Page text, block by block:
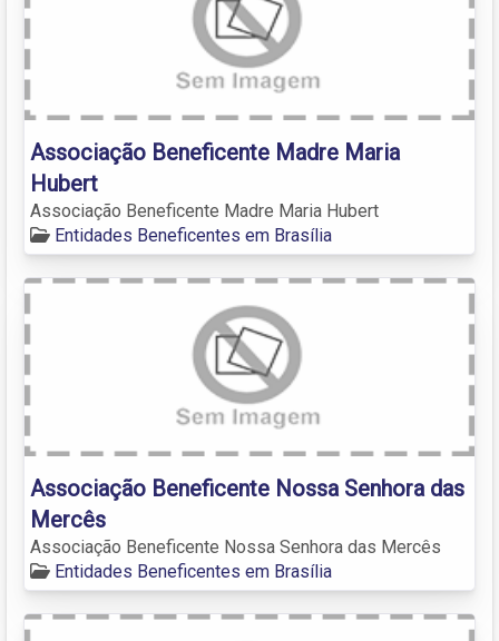
Associação Beneficente Madre Maria
Hubert
Associação Beneficente Madre Maria Hubert
Entidades Beneficentes em Brasília
Associação Beneficente Nossa Senhora das
Mercês
Associação Beneficente Nossa Senhora das Mercês
Entidades Beneficentes em Brasília